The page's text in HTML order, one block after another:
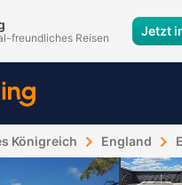
freundliches Reisen Jetzt
Königreich England